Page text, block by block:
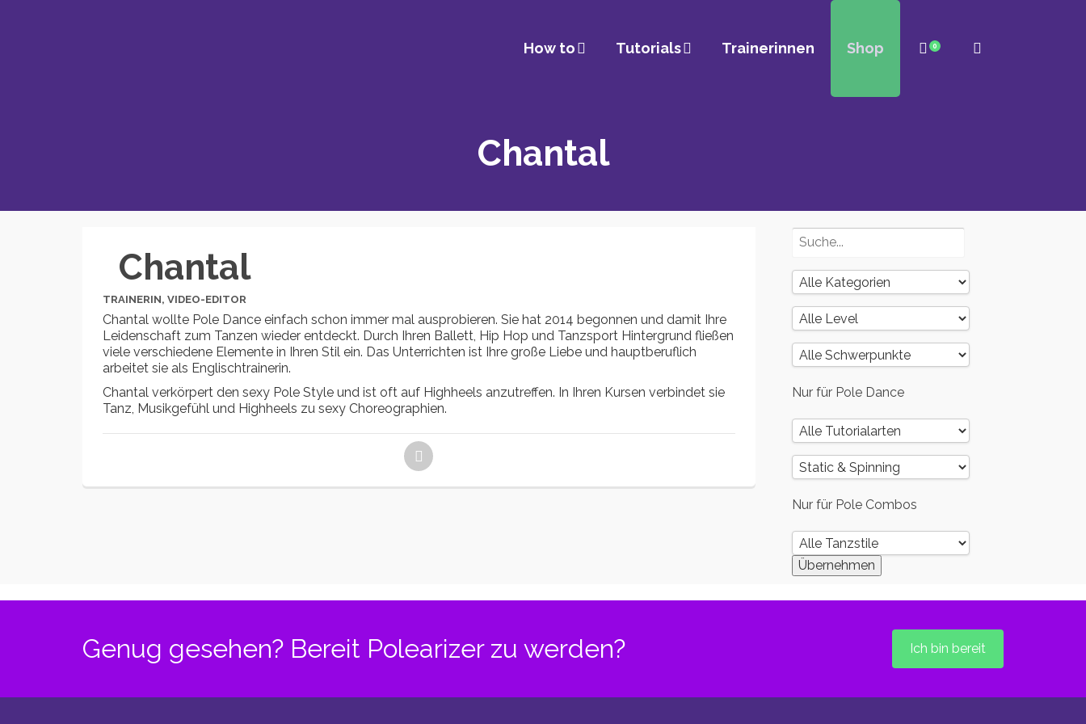
How to Tutorials Trainerinnen Shop 0
Chantal
Chantal
TRAINERIN, VIDEO-EDITOR
Chantal wollte Pole Dance einfach schon immer mal ausprobieren. Sie hat 2014 begonnen und damit Ihre
Leidenschaft zum Tanzen wieder entdeckt. Durch Ihren Ballett, Hip Hop und Tanzsport Hintergrund fließen
viele verschiedene Elemente in Ihren Stil ein. Das Unterrichten ist Ihre große Liebe und hauptberuflich
arbeitet sie als Englischtrainerin.
Chantal verkörpert den sexy Pole Style und ist oft auf Highheels anzutreffen. In Ihren Kursen verbindet sie
Tanz, Musikgefühl und Highheels zu sexy Choreographien.
Nur für Pole Dance
Nur für Pole Combos
Genug gesehen? Bereit Polearizer zu werden? Ich bin bereit